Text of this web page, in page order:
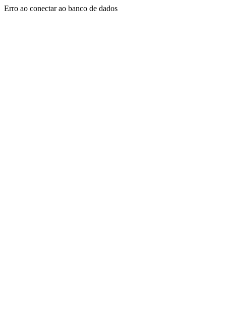
Erro ao conectar ao banco de dados